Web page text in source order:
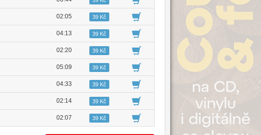
02:05 39 Kč
04:13 39 Kč
02:20 39 Kč
05:09 39 Kč
04:33 39 Kč
02:14 39 Kč
02:07 39 Kč